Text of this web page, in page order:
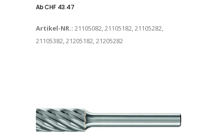
AbCHF43.47
Artikel-NR.: 21105082, 21105182, 21105282,
21105382, 21205182, 21205282